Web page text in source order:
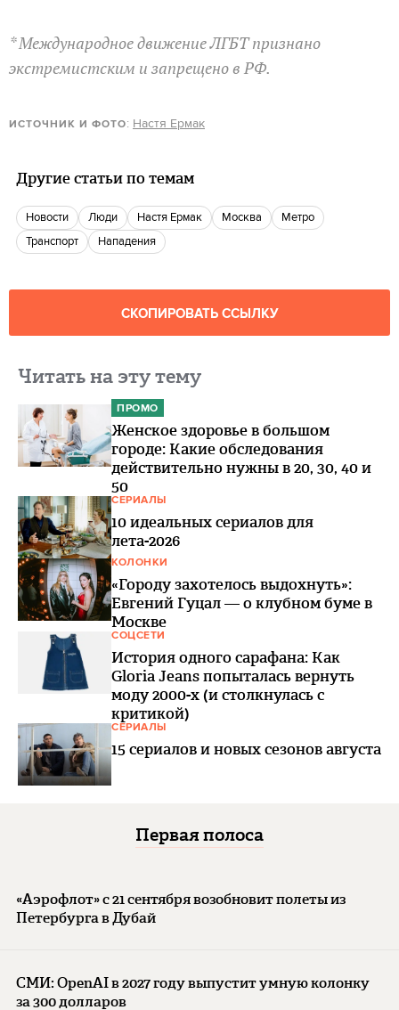
* Международное движение ЛГБТ признано
экстремистским и запрещено в РФ.
ИСТОЧНИК И ФОТО: Настя Ермак
Другие статьи по темам
новости люди Настя Ермак Москва
метро
транспорт
нападения
СКОПИРОВАТЬ ССЫЛКУ
Читать на эту тему
ПРОМО
Женское здоровье в большом
городе: Какие обследования
действительно нужны в 20, 30, 40 и
50
СЕРИАЛЫ
10 идеальных сериалов для
лета-2026
КОЛОНКИ
«Городу захотелось выдохнуть»:
Евгений Гуцал — о клубном буме в
Москве
СОЦСЕТИ
История одного сарафана: Как
Gloria Jeans попыталась вернуть
моду 2000-х (и столкнулась с
критикой)
СЕРИАЛЫ
15 сериалов и новых сезонов августа
Первая полоса
«Аэрофлот» с 21 сентября возобновит полеты из
Петербурга в Дубай
СМИ: OpenAI в 2027 году выпустит умную колонку
за 300 долларов